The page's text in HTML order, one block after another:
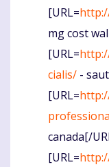
[URL=
mg cost
[URL=
cialis/ -
[URL=
canada[/
[URL=